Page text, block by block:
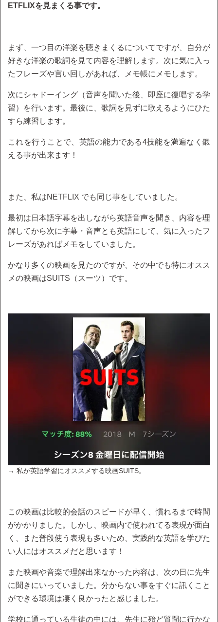
ETFLIXを見まくる事です。
まず、一つ目の洋楽を聴きまくるについてですが、自分が
好きな洋楽の歌詞を見て内容を理解します。次に気に入っ
たフレーズや言い回しがあれば、メモ帳にメモします。
次にシャドーイング（音声を聞いた後、即座に復唱する学
習）を行います。最後に、歌詞を見ずに歌えるようにひた
すら練習します。
これを行うことで、英語の能力である4技能を満遍なく鍛
える事が出来ます！
また、私はNETFLIX でも同じ事をしていました。
最初は日本語字幕を出しながら英語音声を聞き、内容を理
解してから次に字幕・音声とも英語にして、気に入ったフ
レーズがあればメモをしていました。
かなり多くの映画を見たのですが、その中でも特にオスス
メの映画はSUITS（スーツ）です。
→ 私が英語学習にオススメする映画SUITS。
この映画は比較的会話のスピードが早く、慣れるまで時間
がかかりました。しかし、映画内で使われてる表現が面白
く、また普段使う表現も多いため、実践的な英語を学びた
い人にはオススメだと思います！
また映画や音楽で理解出来なかった内容は、次の日に先生
に聞きにいっていました。分からない事をすぐに訊くこと
ができる環境は凄く良かったと感じました。
学校に通っている生徒の中には、先生に殆ど質問に行かな